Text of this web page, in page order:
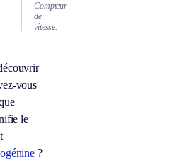
Compteur
de
vitesse.
vous
le
?